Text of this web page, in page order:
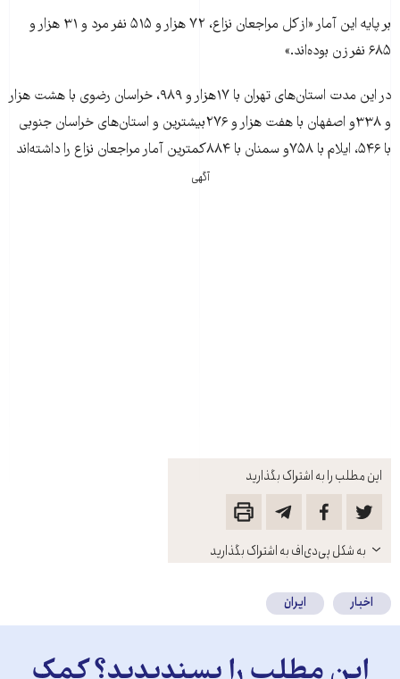
این مطلب را به اشتراک بگذارید
باز
کنید
به شکل پی‌دی‌اف به اشتراک بگذارید
بر پايه اين آمار «از کل مراجعان نزاع، ۷۲ هزار و ۵۱۵ نفر مرد و ۳۱ هزار و
۶۸۵ نفر زن بوده‌اند.»
در اين مدت استان‌های تهران با ۱۷هزار و ۹۸۹، خراسان رضوی با هشت هزار
و ۳۳۸و اصفهان با هفت هزار و ۲۷۶بيشترين و استان‌های خراسان جنوبی
با ۵۴۶، ايلام با ۷۵۸و سمنان با ۸۸۴کمترين آمار مراجعان نزاع را داشته‌اند
آگهی
اخبار ایران